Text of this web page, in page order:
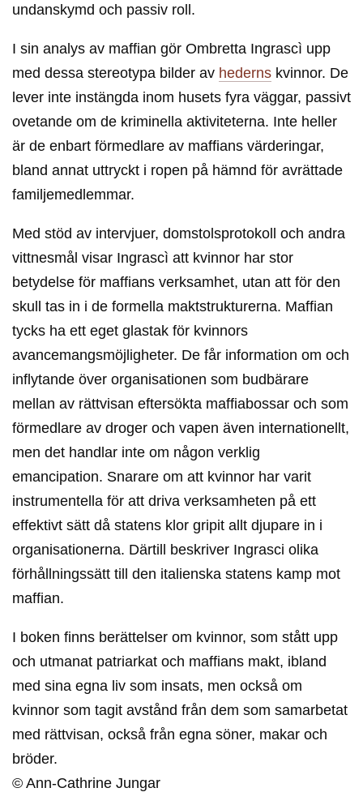
undanskymd och passiv roll.
I sin analys av maffian gör Ombretta Ingrascì upp
med dessa stereotypa bilder av hedernskvinnor. De
lever inte instängda inom husets fyra väggar, passivt
ovetande om de kriminella aktiviteterna. Inte heller
är de enbart förmedlare av maffians värderingar,
bland annat uttryckt i ropen på hämnd för avrättade
familjemedlemmar.
Med stöd av intervjuer, domstolsprotokoll och andra
vittnesmål visar Ingrascì att kvinnor har stor
betydelse för maffians verksamhet, utan att för den
skull tas in i de formella maktstrukturerna. Maffian
tycks ha ett eget glastak för kvinnors
avancemangsmöjligheter. De får information om och
inflytande över organisationen som budbärare
mellan av rättvisan eftersökta maffiabossar och som
förmedlare av droger och vapen även internationellt,
men det handlar inte om någon verklig
emancipation. Snarare om att kvinnor har varit
instrumentella för att driva verksamheten på ett
effektivt sätt då statens klor gripit allt djupare in i
organisationerna. Därtill beskriver Ingrasci olika
förhållningssätt till den italienska statens kamp mot
maffian.
I boken finns berättelser om kvinnor, som stått upp
och utmanat patriarkat och maffians makt, ibland
med sina egna liv som insats, men också om
kvinnor som tagit avstånd från dem som samarbetat
med rättvisan, också från egna söner, makar och
bröder.
© Ann-Cathrine Jungar